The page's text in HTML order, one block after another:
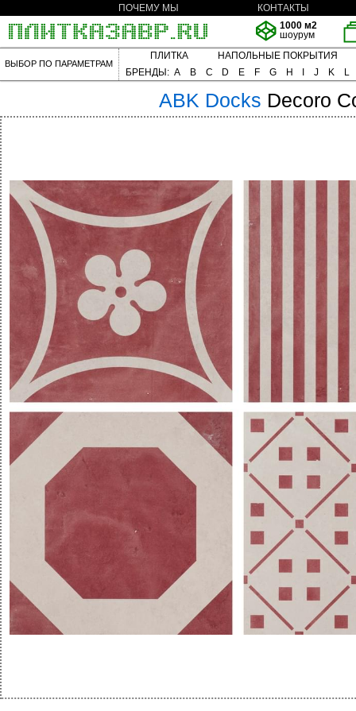
ПОЧЕМУ МЫ
КОНТАКТЫ
1000 м2
шоурум
ВЫБОР ПО ПАРАМЕТРАМ
ПЛИТКА
НАПОЛЬНЫЕ ПОКРЫТИЯ
БРЕНДЫ: A B C D E F G H J K L
ABK Docks Decoro